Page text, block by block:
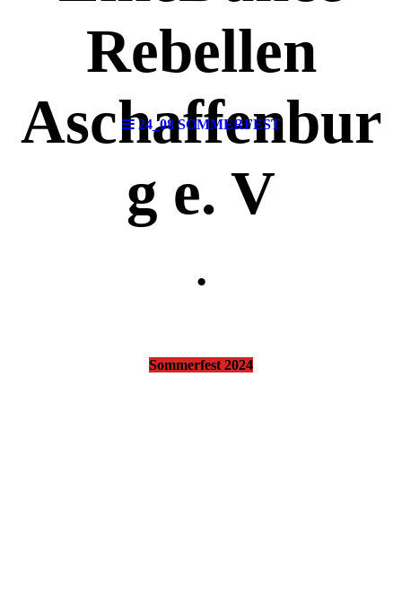
24_08 SOMMERFEST
Rebellen
Aschaffenbur
g e. V
.
Sommerfest 2024